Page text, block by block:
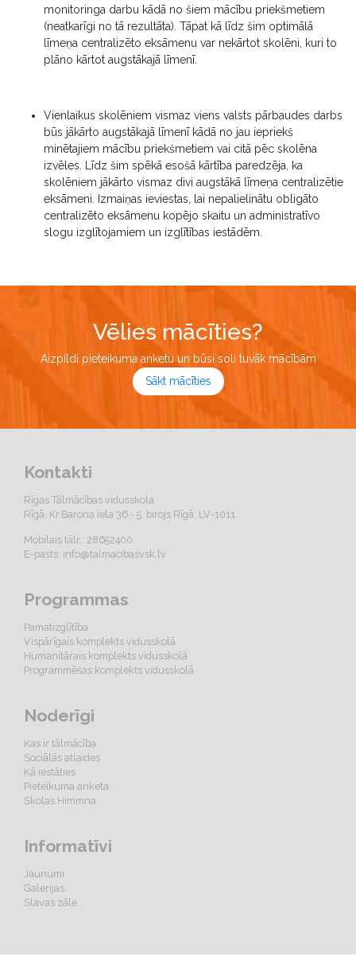
monitoringa darbu kādā no šiem mācību priekšmetiem
(neatkarīgi no tā rezultāta). Tāpat kā līdz šim optimālā
līmeņa centralizēto eksāmenu var nekārtot skolēni, kuri to
plāno kārtot augstākajā līmenī.
Vienlaikus skolēniem vismaz viens valsts pārbaudes darbs
būs jākārto augstākajā līmenī kādā no jau iepriekš
minētajiem mācību priekšmetiem vai citā pēc skolēna
izvēles. Līdz šim spēkā esošā kārtība paredzēja, ka
skolēniem jākārto vismaz divi augstākā līmeņa centralizētie
eksāmeni. Izmaiņas ieviestas, lai nepalielinātu obligāto
centralizēto eksāmenu kopējo skaitu un administratīvo
slogu izglītojamiem un izglītības iestādēm.
Vēlies mācīties?
Aizpildi pieteikuma anketu un būsi soli tuvāk mācībām
Sākt mācīties
Kontakti
Rīgas Tālmācības vidusskola
Rīgā, Kr.Barona iela 36 - 5. birojs Rīgā, LV-1011
Mobilais tālr.: 28652400
E-pasts: info@talmacibasvsk.lv
Programmas
Pamatizglītība
Vispārīgais komplekts vidusskolā
Humanitārais komplekts vidusskolā
Programmēšas komplekts vidusskolā
Noderīgi
Kas ir tālmācība
Sociālās atlaides
Kā iestāties
Pieteikuma anketa
Skolas Himmna
Informatīvi
Jaunumi
Galerijas
Slavas zāle